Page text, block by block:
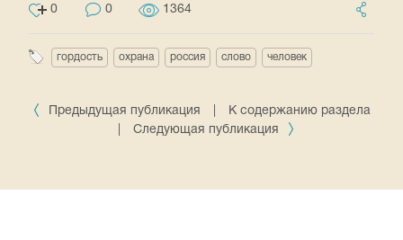
0 0 1364
гордость охрана россия слово человек
Предыдущая публикация
К содержанию раздела
Следующая публикация